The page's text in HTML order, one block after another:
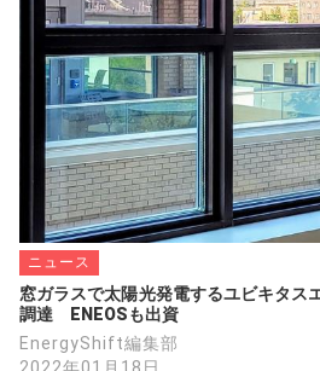
ニュース
窓ガラスで太陽光発電するユビキタス
調達　ENEOSも出資
EnergyShift編集部
2022年01月18日